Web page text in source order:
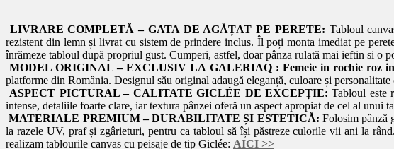
LIVRARE COMPLETĂ – GATA DE AGĂȚAT PE PERETE: Tabloul
rezistent din lemn și livrat cu sistem de prindere inclus. Îl poți monta imediat pe
înrămeze tabloul după propriul gust. Cumperi, astfel, doar pânza rulată mai ieftin si o
MODEL ORIGINAL – EXCLUSIV LA GALERIAQ : Femeie in rochie roz
platforme din România. Designul său original adaugă eleganță, culoare și
ASPECT PICTURAL – CALITATE GICLÉE DE EXCEPȚIE: Tabloul este
intense, detaliile foarte clare, iar textura pânzei oferă un aspect apropiat de cel al
MATERIALE PREMIUM – DURABILITATE ȘI ESTETICĂ: Folosim pânză
la razele UV, praf și zgârieturi, pentru ca tabloul să își păstreze culorile vii ani la
realizam tablourile canvas cu peisaje de tip Giclée: AICI >>